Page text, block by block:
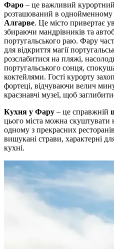
Фаро – це важливий
розташований в однойменному
Алгарве. Це місто привертає
збираючи мандрівників та
португальського раю. Фару
для відкриття магії
розслабитися на пляжі,
португальського сонця,
коктейлями. Гості курорту
фортеці, відчуваючи велич
краєзнавчі музеї, щоб
Кухня у Фару – це справжній
цього міста можна скуштувати
одному з прекрасних
вишукані страви, характерні
кухні.